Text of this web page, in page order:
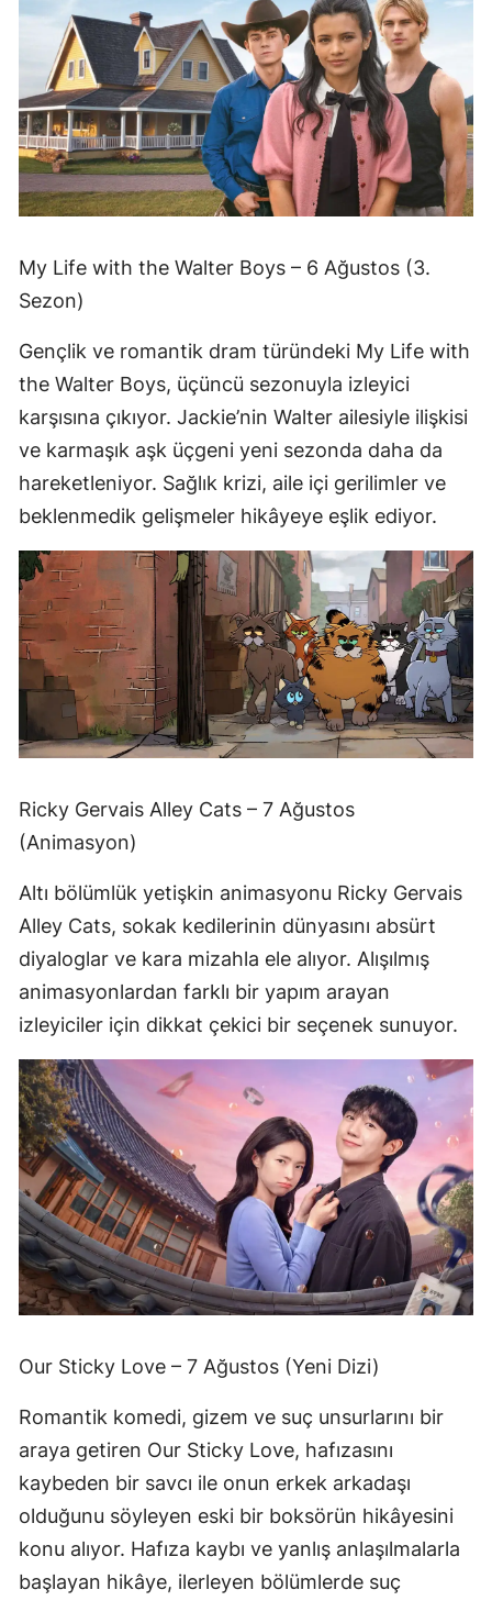
My Life with the Walter Boys – 6 Ağustos (3.
Sezon)
Gençlik ve romantik dram türündeki My Life with
the Walter Boys, üçüncü sezonuyla izleyici
karşısına çıkıyor. Jackie’nin Walter ailesiyle ilişkisi
ve karmaşık aşk üçgeni yeni sezonda daha da
hareketleniyor. Sağlık krizi, aile içi gerilimler ve
beklenmedik gelişmeler hikâyeye eşlik ediyor.
Ricky Gervais Alley Cats – 7 Ağustos
(Animasyon)
Altı bölümlük yetişkin animasyonu Ricky Gervais
Alley Cats, sokak kedilerinin dünyasını absürt
diyaloglar ve kara mizahla ele alıyor. Alışılmış
animasyonlardan farklı bir yapım arayan
izleyiciler için dikkat çekici bir seçenek sunuyor.
Our Sticky Love – 7 Ağustos (Yeni Dizi)
Romantik komedi, gizem ve suç unsurlarını bir
araya getiren Our Sticky Love, hafızasını
kaybeden bir savcı ile onun erkek arkadaşı
olduğunu söyleyen eski bir boksörün hikâyesini
konu alıyor. Hafıza kaybı ve yanlış anlaşılmalarla
başlayan hikâye, ilerleyen bölümlerde suç